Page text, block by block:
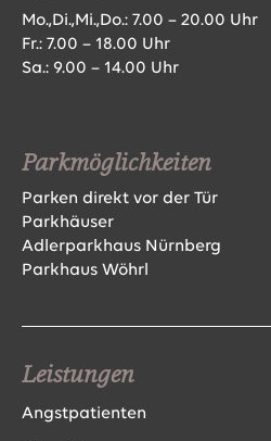
Mo.,Di.,Mi.,Do.: 7.00 – 20.00 Uhr
Fr.: 7.00 – 18.00 Uhr
Sa.: 9.00 – 14.00 Uhr
Parkmöglichkeiten
Parken direkt vor der Tür
Parkhäuser
Adlerparkhaus Nürnberg
Parkhaus Wöhrl
Leistungen
Angstpatienten